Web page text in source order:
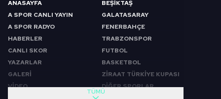
ANASAYFA
A SPOR CANLI YAYIN
A SPOR RADYO
HABERLER
CANLI SKOR
YAZARLAR
GALERİ
VİDEO
BEŞİKTAŞ
GALATASARAY
FENERBAHÇE
TRABZONSPOR
FUTBOL
BASKETBOL
ZİRAAT TÜRKİYE KUPASI
DİĞER SPORLAR
TÜMÜ